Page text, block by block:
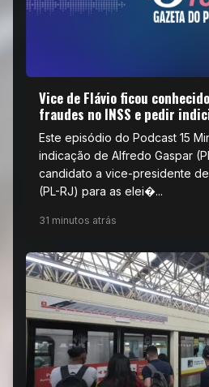
Vice de Flávio ficou
fraudes no INSS e pedir
Este episódio do Podcast 15
indicação de Alfredo Gaspar
candidato a vice-presidente
(PL-RJ) para as elei�...
31 minutos atrás